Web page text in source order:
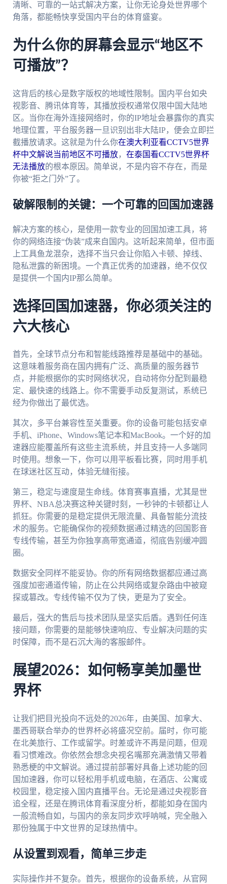
清晰、可靠的一站式解决方案，让你无论身处世界哪个
角落，都能畅快享受国内平台的体育盛宴。
为什么你的屏幕会显示“地区不
可播放”？
这背后的核心是数字版权的地域性限制。国内平台如央
视影音、腾讯体育等，其播放授权通常仅限中国大陆地
区。当你在海外连接网络时，你的IP地址会暴露你的真实
地理位置，平台服务器一旦识别出非大陆IP，便会立即拦
截播放请求。这就是为什么你在澳大利亚看CCTV5世界
杯中文解说当前地区不可播放， 在泰国看CCTV5世界杯
无法播放的根本原因。简单说，不是内容不存在，而是
你被“拒之门外”了。
破解限制的关键：一个可靠的回国加速器
解决方案的核心，是使用一款专业的回国加速工具，将
你的网络连接“伪装”成来自国内。这听起来简单，但市面
上工具鱼龙混杂，选择不当只会让你陷入卡顿、掉线、
隐私泄露的新困境。一个真正优秀的加速器，绝不仅仅
是提供一个国内IP那么简单。
选择回国加速器，你必须关注的
六大核心
首先，全球节点分布和智能线路推荐是基础中的基础。
这意味着服务商在国内拥有广泛、高质量的服务器节
点，并能根据你的实时网络状况，自动将你分配到最稳
定、最快速的线路上。你不需要手动反复测试，系统已
经为你做出了最优选。
其次，多平台兼容性至关重要。你的设备可能包括安卓
手机、iPhone、Windows笔记本和MacBook。一个好的加
速器应能覆盖所有这些主流系统，并且支持一人多端同
时使用。想象一下，你可以用平板看比赛，同时用手机
在球迷社区互动，体验无缝衔接。
第三，稳定与速度是生命线。体育赛事直播，尤其是世
界杯、NBA总决赛这种关键时刻，一秒钟的卡顿都让人
抓狂。你需要的是稳定提供无限流量、具备智能分流技
术的服务。它能确保你的视频数据通过精选的回国影音
专线传输，甚至为你独享高带宽通道，彻底告别缓冲圆
圈。
数据安全同样不能妥协。你的所有网络数据都应通过高
强度加密通道传输，防止在公共网络或复杂路由中被窥
探或篡改。专线传输不仅为了快，更是为了安全。
最后，强大的售后与技术团队是坚实后盾。遇到任何连
接问题，你需要的是能够快速响应、专业解决问题的实
时保障，而不是石沉大海的客服邮件。
展望2026：如何畅享美加墨世
界杯
让我们把目光投向不远处的2026年，由美国、加拿大、
墨西哥联合举办的世界杯必将盛况空前。届时，你可能
在北美旅行、工作或留学。时差或许不再是问题，但观
看习惯难改。你依然会想念央视名嘴那充满激情又带着
熟悉梗的中文解说。通过提前部署好具备上述功能的回
国加速器，你可以轻松用手机或电脑，在酒店、公寓或
校园里，稳定接入国内直播平台。无论是通过央视影音
追全程，还是在腾讯体育看深度分析，都能如身在国内
一般流畅自如，与国内的亲友同步欢呼呐喊，完全融入
那份独属于中文世界的足球热情中。
从设置到观看，简单三步走
实际操作并不复杂。首先，根据你的设备系统，从官网